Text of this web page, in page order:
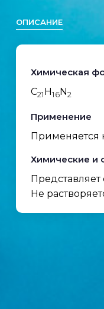
ОПИСАНИЕ
Химическая
C21H16N2
Применение
Применяется
Химические и
Не